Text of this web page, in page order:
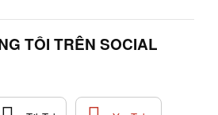
TÔI TRÊN SOCIAL